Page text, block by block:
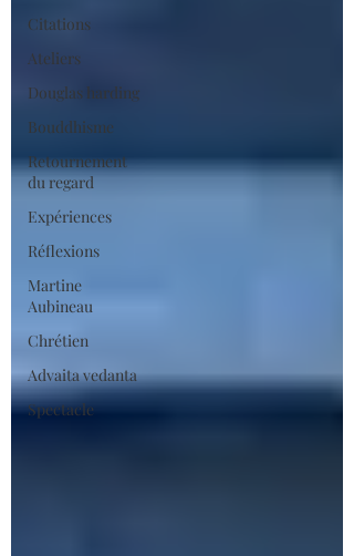
Citations
Ateliers
Douglas harding
Bouddhisme
Retournement
du regard
Expériences
Réflexions
Martine
Aubineau
Chrétien
Advaita vedanta
Spectacle